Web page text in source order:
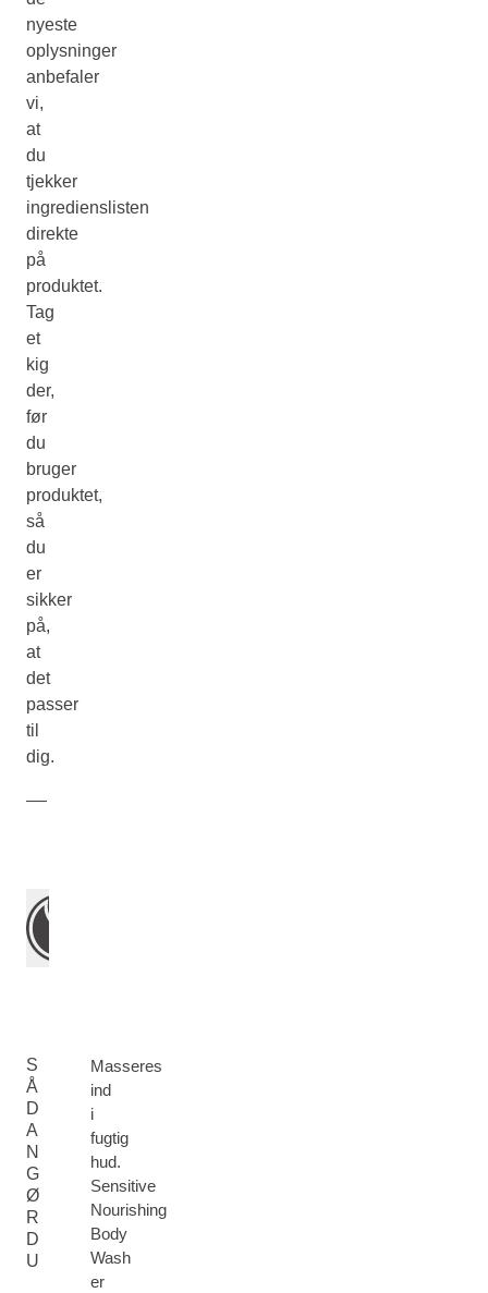
nyeste
oplysninger
anbefaler
vi,
at
du
tjekker
ingredienslisten
direkte
på
produktet.
Tag
et
kig
der,
før
du
bruger
produktet,
så
du
er
sikker
på,
at
det
passer
til
dig.
S
Å
D
A
N
G
Ø
R
D
U
Masseres
ind
i
fugtig
hud.
Sensitive
Nourishing
Body
Wash
er